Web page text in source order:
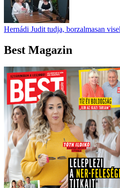
Hernádi Judit tudja, borzalmasan
Best Magazin